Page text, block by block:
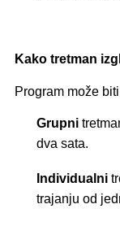
Kako tretman
Program može
Grupni
dva sata.
Individualni
trajanju od